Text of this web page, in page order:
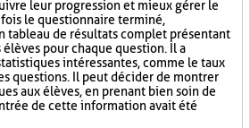
leur progression et mieux gérer le
le questionnaire terminé,
tableau de résultats complet présentant
élèves pour chaque question. Il a
intéressantes, comme le taux
questions. Il peut décider de montrer
aux élèves, en prenant bien soin de
de cette information avait été